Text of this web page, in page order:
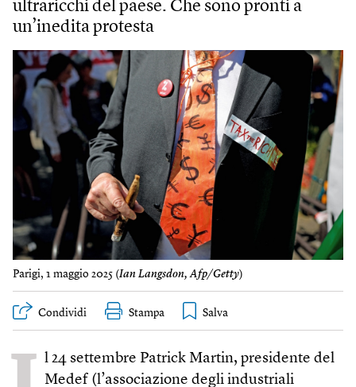
ultraricchi del paese. Che sono pronti a
un’inedita protesta
Parigi, 1 maggio 2025 (Ian Langsdon, Afp/Getty)
Condividi Stampa
l 24 settembre Patrick Martin, presidente del
Medef (l’associazione degli industriali